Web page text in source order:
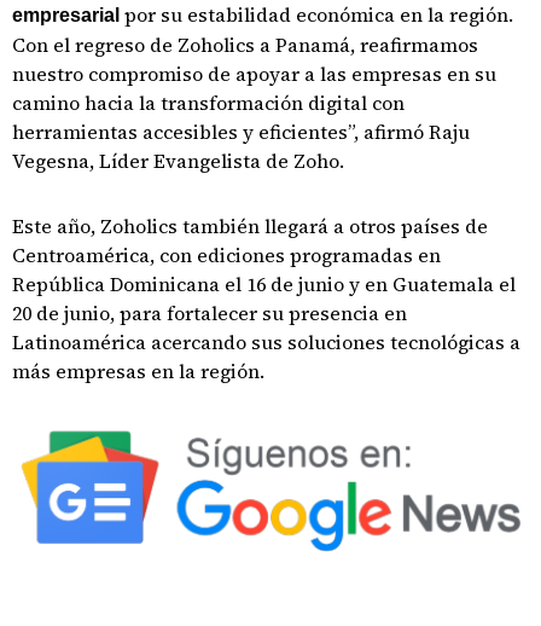
empresarial por su estabilidad económica en la región.
Con el regreso de Zoholics a Panamá, reafirmamos
nuestro compromiso de apoyar a las empresas en su
camino hacia la transformación digital con
herramientas accesibles y eficientes”, afirmó Raju
Vegesna, Líder Evangelista de Zoho.
Este año, Zoholics también llegará a otros países de
Centroamérica, con ediciones programadas en
República Dominicana el 16 de junio y en Guatemala el
20 de junio, para fortalecer su presencia en
Latinoamérica acercando sus soluciones tecnológicas a
más empresas en la región.